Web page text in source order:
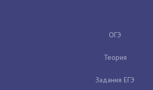
ОГЭ
Теория
Задания ЕГЭ